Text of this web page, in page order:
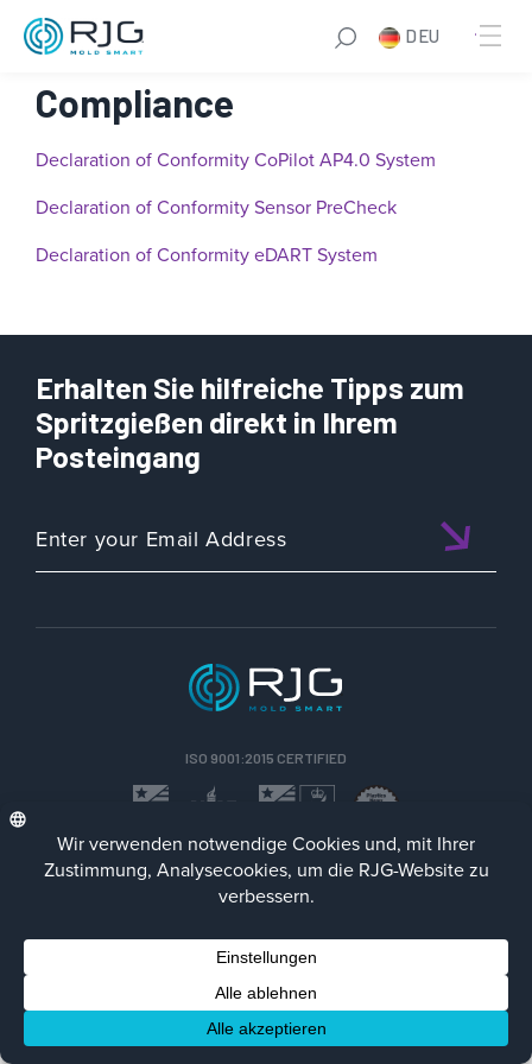
Zum
Inhalt
DEU
Compliance
Declaration of Conformity CoPilot AP4.0 System
Declaration of Conformity Sensor PreCheck
Declaration of Conformity eDART System
Erhalten Sie hilfreiche Tipps zum
Spritzgießen direkt in Ihrem
Posteingang
ISO 9001:2015 CERTIFIED
© 2023 RJG Inc. Facebook
LinkedIn